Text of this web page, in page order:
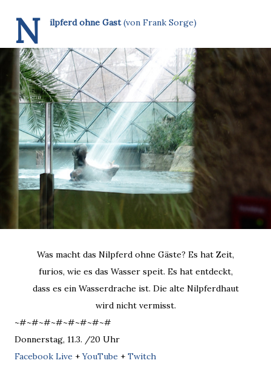
N ilpferd ohne Gast(von Frank Sorge)
Was macht das Nilpferd ohne Gäste? Es hat Zeit,
furios, wie es das Wasser speit. Es hat entdeckt,
dass es ein Wasserdrache ist. Die alte Nilpferdhaut
wird nicht vermisst.
~#~#~#~#~#~#~#~#
Donnerstag, 11.3. /20 Uhr
Facebook Live +YouTube + Twitch